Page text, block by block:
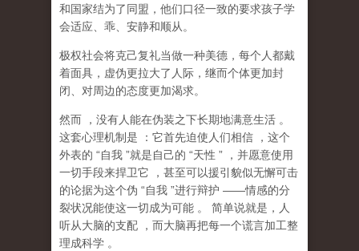
和国家结为了同盟，他们口径一致的要求孩子学
会适应、乖、安静和顺从。
极权社会将克己复礼当做一种美德，每个人都戴
着面具，虚伪更拉大了人际，继而个体更加封
闭、对周边的态度更加渴求。
然而 ，没有人能在伪装之下长期地满意生活 。
这套心理机制是
：它首先迫使人们相信
，这个
外表的 “自我 ”就是自己的 “天性 ”
，并愿意使用
一切手段来捍卫它
，甚至可以援引貌似无懈可击
的论据为这个伪 “自我 ”进行辩护 ——情感的分
裂状况能使这一切成为可能 。 简单说就是， 人
听从大脑的支配
，而大脑再把每一个谎言加工整
理成科学 。